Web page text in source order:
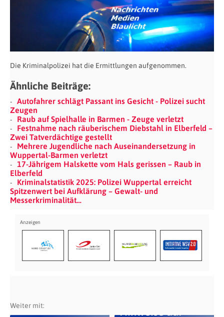
Die Kriminalpolizei hat die Ermittlungen aufgenommen.
Ähnliche Beiträge:
Autofahrer schlägt Passant ins Gesicht - Polizei sucht
Zeugen
Raub auf Spielhalle in Barmen - Zeuge verletzt
Festnahme nach räuberischem Diebstahl in Elberfeld –
Zwei Tatverdächtige gestellt
Mehrere Jugendliche nach Auseinandersetzung in
Wuppertal-Barmen verletzt
17-Jährigem Halskette vom Hals gerissen – Raub in
Elberfeld
Kriminalstatistik 2025: Polizei Wuppertal erreicht
Spitzenwert bei Aufklärung – Gewalt- und
Messerkriminalität…
Weiter mit: